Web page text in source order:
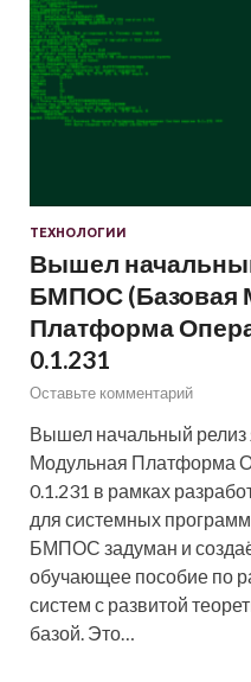
ТЕХНОЛОГИИ
Вышел
БМПОС (Базовая
Платформа
0.1.231
Оставьте комментарий
Вышел начальный
Модульная Платформа
0.1.231 в рамках
для системных
БМПОС задуман и
обучающее пособие по
систем с развитой
базой. Это…